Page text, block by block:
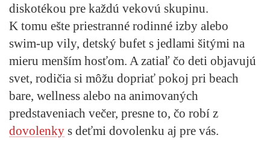
diskotékou pre každú vekovú skupinu.
K tomu ešte priestranné rodinné izby alebo
swim‑up vily, detský bufet s jedlami šitými na
mieru menším hosťom. A zatiaľ čo deti objavujú
svet, rodičia si môžu dopriať pokoj pri beach
bare, wellness alebo na animovaných
predstaveniach večer, presne to, čo robí z
dovolenky s deťmi dovolenku aj pre vás.